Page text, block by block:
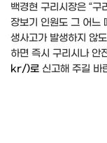
백경현 구리시장은 “
장보기 인원도 그 어느
생사고가 발생하지 않
하면 즉시 구리시나
kr/)로 신고해 주길 바